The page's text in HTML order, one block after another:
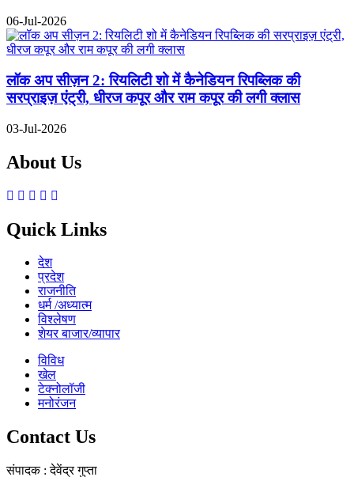
06-Jul-2026
लॉक अप सीज़न 2: रियलिटी शो में कैनेडियन रिपब्लिक की
सरप्राइज़ एंट्री, धीरज कपूर और राम कपूर की लगी क्लास
03-Jul-2026
About Us
Quick Links
देश
प्रदेश
राजनीति
धर्म /अध्यात्म
विश्लेषण
शेयर बाजार/व्यापार
विविध
खेल
टेक्नोलॉजी
मनोरंजन
Contact Us
संपादक : देवेंद्र गुप्ता